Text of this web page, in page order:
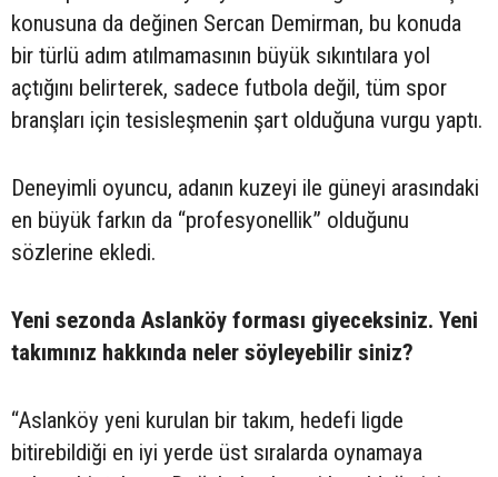
konusuna da değinen Sercan Demirman, bu konuda
bir türlü adım atılmamasının büyük sıkıntılara yol
açtığını belirterek, sadece futbola değil, tüm spor
branşları için tesisleşmenin şart olduğuna vurgu yaptı.
Deneyimli oyuncu, adanın kuzeyi ile güneyi arasındaki
en büyük farkın da “profesyonellik” olduğunu
sözlerine ekledi.
Yeni sezonda Aslanköy forması giyeceksiniz. Yeni
takımınız hakkında neler söyleyebilir siniz?
“Aslanköy yeni kurulan bir takım, hedefi ligde
bitirebildiği en iyi yerde üst sıralarda oynamaya